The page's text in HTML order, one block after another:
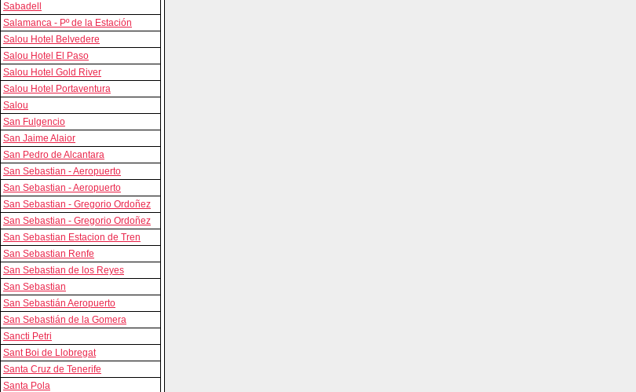
Sabadell
Salamanca - Pº de la Estación
Salou Hotel Belvedere
Salou Hotel El Paso
Salou Hotel Gold River
Salou Hotel Portaventura
Salou
San Fulgencio
San Jaime Alaior
San Pedro de Alcantara
San Sebastian - Aeropuerto
San Sebastian - Aeropuerto
San Sebastian - Gregorio Ordoñez
San Sebastian - Gregorio Ordoñez
San Sebastian Estacion de Tren
San Sebastian Renfe
San Sebastian de los Reyes
San Sebastian
San Sebastián Aeropuerto
San Sebastián de la Gomera
Sancti Petri
Sant Boi de Llobregat
Santa Cruz de Tenerife
Santa Pola